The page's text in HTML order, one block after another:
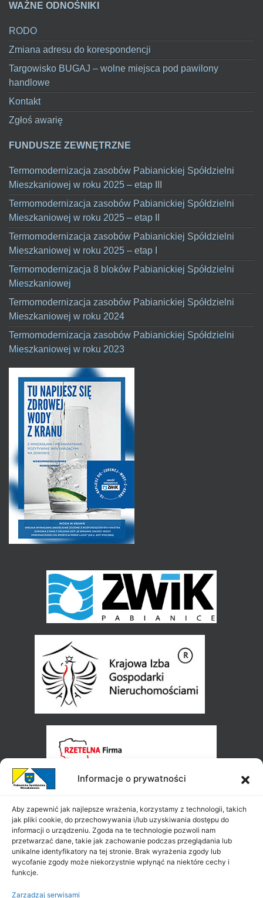
Informacje o prywatności
Aby zapewnić jak najlepsze wrażenia, korzystamy z technologii, takich
jak pliki cookie, do przechowywania i/lub uzyskiwania dostępu do
informacji o urządzeniu. Zgoda na te technologie pozwoli nam
przetwarzać dane, takie jak zachowanie podczas przeglądania lub
unikalne identyfikatory na tej stronie. Brak wyrażenia zgody lub
wycofanie zgody może niekorzystnie wpłynąć na niektóre cechy i
funkcje.
Zarządzaj serwisami
WAŻNE ODNOŚNIKI
RODO
Zmiana adresu do korespondencji
Targowisko BUGAJ – wolne miejsca pod pawilony
handlowe
Kontakt
Zgłoś awarię
FUNDUSZE ZEWNĘTRZNE
Termomodernizacja zasobów Pabianickiej Spółdzielni
Mieszkaniowej w roku 2025 – etap III
Termomodernizacja zasobów Pabianickiej Spółdzielni
Mieszkaniowej w roku 2025 – etap II
Termomodernizacja zasobów Pabianickiej Spółdzielni
Mieszkaniowej w roku 2025 – etap I
Termomodernizacja 8 bloków Pabianickiej Spółdzielni
Mieszkaniowej
Termomodernizacja zasobów Pabianickiej Spółdzielni
Mieszkaniowej w roku 2024
Termomodernizacja zasobów Pabianickiej Spółdzielni
Mieszkaniowej w roku 2023